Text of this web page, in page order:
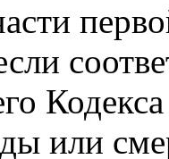
или